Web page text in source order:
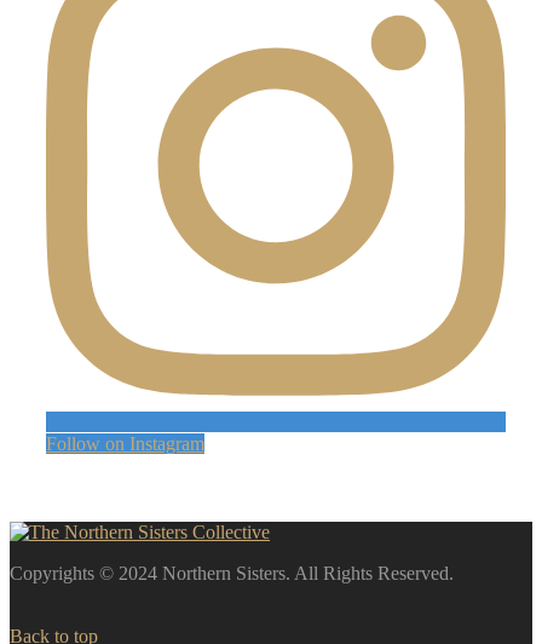
Follow on Instagram
Copyrights © 2024 Northern Sisters. All Rights Reserved.
Back to top